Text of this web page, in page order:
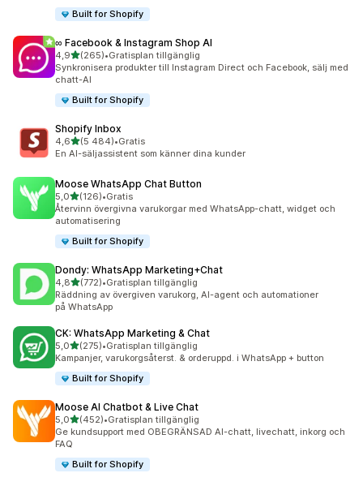
Built for Shopify
∞ Facebook & Instagram Shop AI
4,9av 5 stjärnor
(265)
265 recensioner totalt
•Gratisplan tillgänglig
Synkronisera produkter till Instagram Direct och Facebook, sälj med
chatt-AI
Built for Shopify
Shopify Inbox
4,6av 5 stjärnor
(5 484)
5484 recensioner totalt
•Gratis
En AI-säljassistent som känner dina kunder
Moose WhatsApp Chat Button
5,0av 5 stjärnor
(126)
126 recensioner totalt
•Gratis
Återvinn övergivna varukorgar med WhatsApp-chatt, widget och
automatisering
Built for Shopify
Dondy: WhatsApp Marketing+Chat
4,8av 5 stjärnor
(772)
772 recensioner totalt
•Gratisplan tillgänglig
Räddning av övergiven varukorg, AI-agent och automationer
på WhatsApp
CK: WhatsApp Marketing & Chat
5,0av 5 stjärnor
(275)
275 recensioner totalt
•Gratisplan tillgänglig
Kampanjer, varukorgsåterst. & orderuppd. i WhatsApp + button
Built for Shopify
Moose AI Chatbot & Live Chat
5,0av 5 stjärnor
(452)
452 recensioner totalt
•Gratisplan tillgänglig
Ge kundsupport med OBEGRÄNSAD AI-chatt, livechatt, inkorg och
FAQ
Built for Shopify